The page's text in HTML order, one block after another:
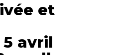
et
5 avril